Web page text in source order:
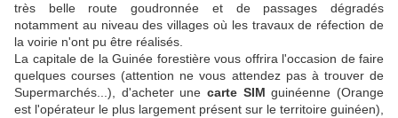
très belle route goudronnée et de passages dégradés
notamment au niveau des villages où les travaux de réfection de
la voirie n'ont pu être réalisés.
La capitale de la Guinée forestière vous offrira l'occasion de faire
quelques courses (attention ne vous attendez pas à trouver de
Supermarchés...), d'acheter une carte SIM guinéenne (Orange
est l'opérateur le plus largement présent sur le territoire guinéen),